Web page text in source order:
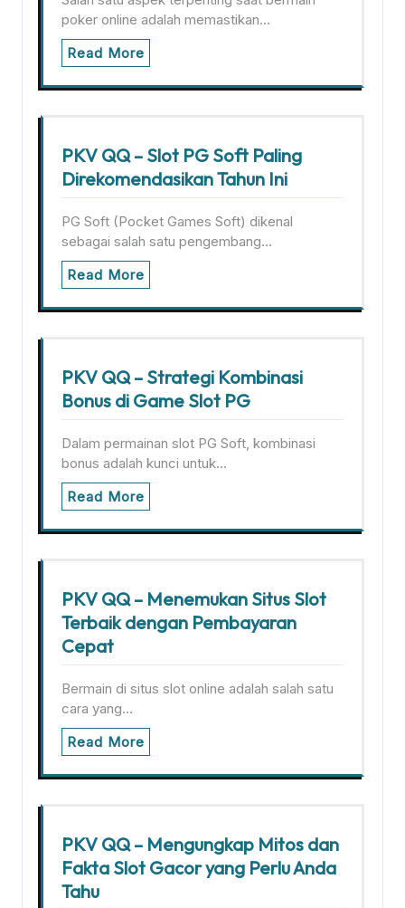
poker online adalah memastikan…
Read More
PKV QQ – Slot PG Soft Paling
Direkomendasikan Tahun Ini
PG Soft (Pocket Games Soft) dikenal
sebagai salah satu pengembang…
Read More
PKV QQ – Strategi Kombinasi
Bonus di Game Slot PG
Dalam permainan slot PG Soft, kombinasi
bonus adalah kunci untuk…
Read More
PKV QQ – Menemukan Situs Slot
Terbaik dengan Pembayaran
Cepat
Bermain di situs slot online adalah salah satu
cara yang…
Read More
PKV QQ – Mengungkap Mitos dan
Fakta Slot Gacor yang Perlu Anda
Tahu